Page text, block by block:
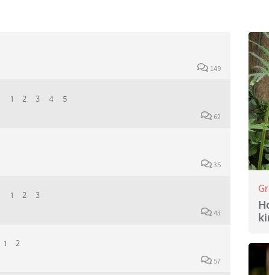
149
1 2 3 4 5
62
35
1 2 3
43
1 2
57